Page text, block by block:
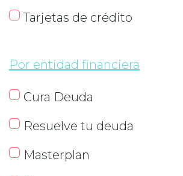
Tarjetas de crédito
Por entidad financiera
Cura Deuda
Resuelve tu deuda
Masterplan